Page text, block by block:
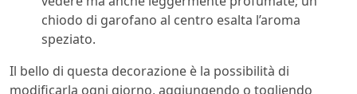
chiodo di garofano al centro esalta l’aroma
speziato.
Il bello di questa decorazione è la possibilità di
modificarla ogni giorno, aggiungendo o togliendo